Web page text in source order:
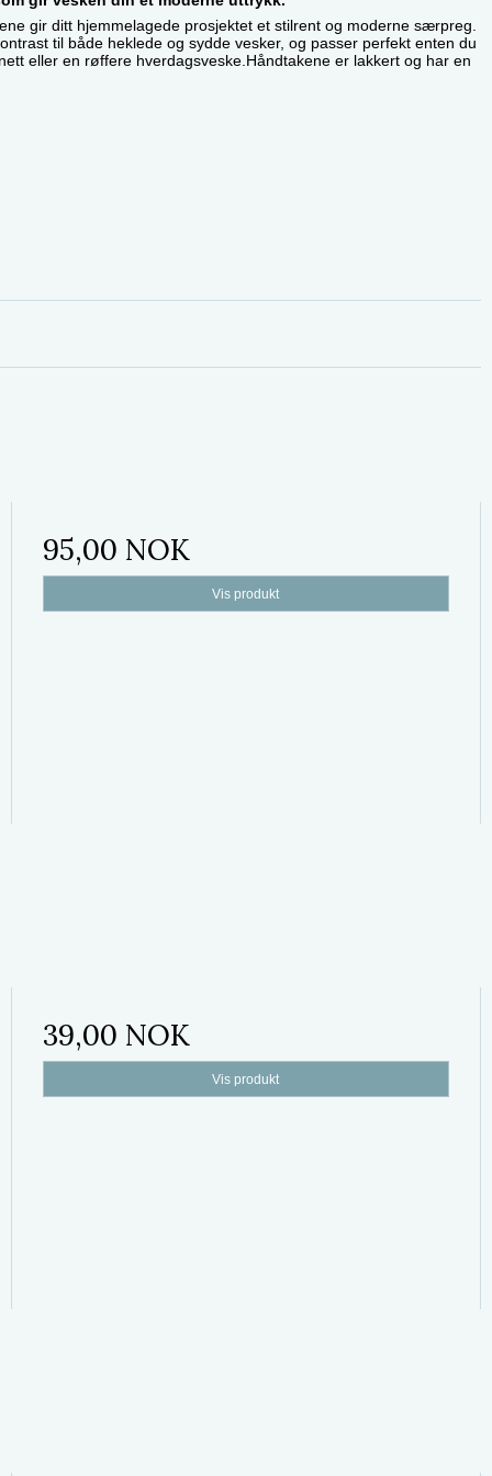
gir ditt hjemmelagede prosjektet et stilrent og moderne særpreg.
til både heklede og sydde vesker, og passer perfekt enten du
eller en røffere hverdagsveske.Håndtakene er lakkert og har en
95,00 NOK
Vis produkt
39,00 NOK
Vis produkt